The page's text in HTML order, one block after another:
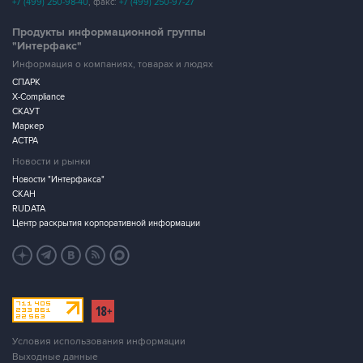
Информация о компаниях, товарах и людях
СПАРК
X-Compliance
СКАУТ
Маркер
АСТРА
Новости и рынки
Новости "Интерфакса"
СКАН
RUDATA
Центр раскрытия корпоративной информации
Условия использования информации
Выходные данные
Дизайн – Motka.ru